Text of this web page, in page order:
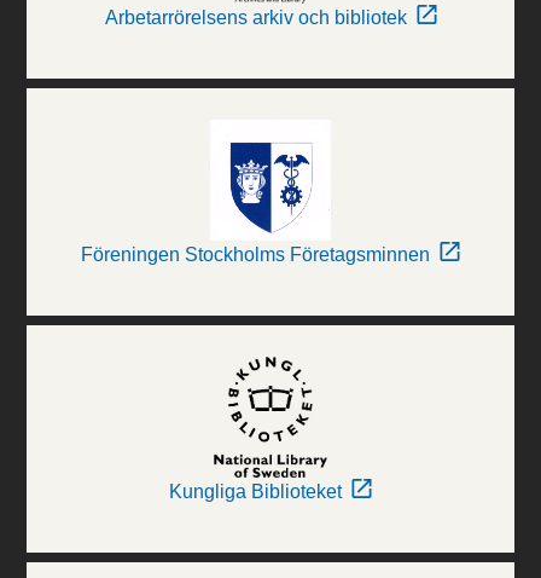
Arbetarrörelsens arkiv och bibliotek
Föreningen Stockholms Företagsminnen
Kungliga Biblioteket